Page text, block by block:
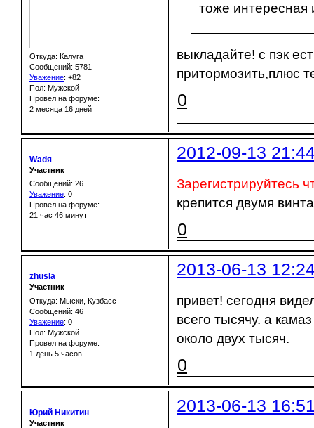
Откуда: Калуга
Сообщений: 5781
Уважение: +82
Пол: Мужской
Провел на форуме:
2 месяца 16 дней
тоже интересная
выкладайте! с пэк
притормозить,плюс
0
2012-09-13
Wadя
Участник
Сообщений: 26
Уважение: 0
Провел на форуме:
21 час 46 минут
Зарегистрируйтесь
крепится двумя
0
2013-06-13
zhusla
Участник
Откуда: Мыски, Кузбасс
Сообщений: 46
Уважение: 0
Пол: Мужской
Провел на форуме:
1 день 5 часов
привет! сегодня
всего тысячу. а
около двух тысяч.
0
2013-06-13
Юрий Никитин
Участник